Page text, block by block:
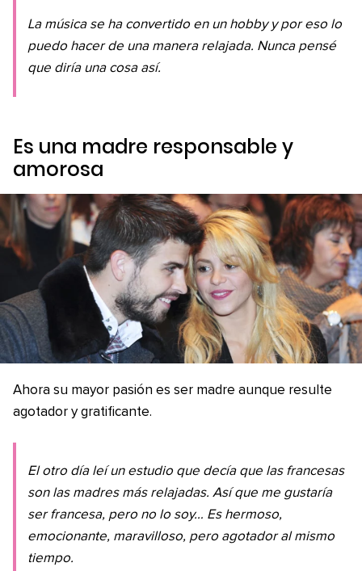
La música se ha convertido en un hobby y por eso lo
puedo hacer de una manera relajada. Nunca pensé
que diría una cosa así.
Es una madre responsable y
amorosa
Ahora su mayor pasión es ser madre aunque resulte
agotador y gratificante.
El otro día leí un estudio que decía que las francesas
son las madres más relajadas. Así que me gustaría
ser francesa, pero no lo soy… Es hermoso,
emocionante, maravilloso, pero agotador al mismo
tiempo.